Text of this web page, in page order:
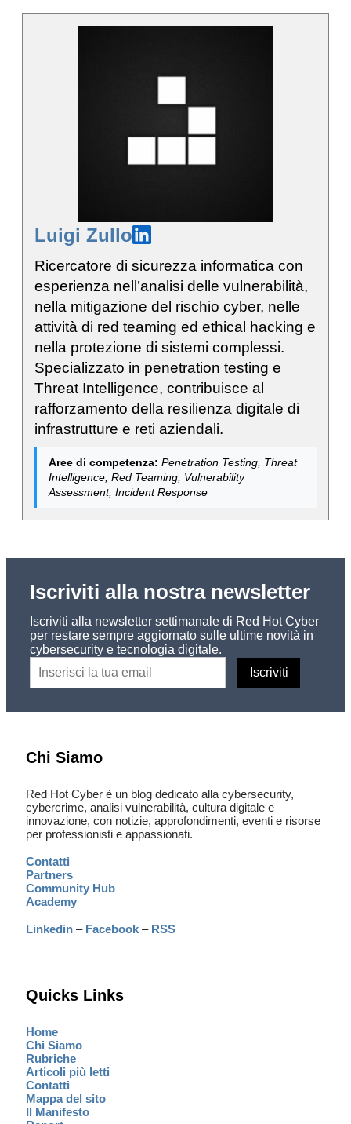
Luigi Zullo
Ricercatore di sicurezza informatica con
esperienza nell’analisi delle vulnerabilità,
nella mitigazione del rischio cyber, nelle
attività di red teaming ed ethical hacking e
nella protezione di sistemi complessi.
Specializzato in penetration testing e
Threat Intelligence, contribuisce al
rafforzamento della resilienza digitale di
infrastrutture e reti aziendali.
Aree di competenza: Penetration Testing, Threat
Intelligence, Red Teaming, Vulnerability
Assessment, Incident Response
Iscriviti alla nostra newsletter
Iscriviti alla newsletter settimanale di Red Hot Cyber
per restare sempre aggiornato sulle ultime novità in
cybersecurity e tecnologia digitale.
Chi Siamo
Red Hot Cyber è un blog dedicato alla cybersecurity,
cybercrime, analisi vulnerabilità, cultura digitale e
innovazione, con notizie, approfondimenti, eventi e risorse
per professionisti e appassionati.
Contatti
Partners
Community Hub
Academy
Linkedin – Facebook – RSS
Quicks Links
Home
Chi Siamo
Rubriche
Articoli più letti
Contatti
Mappa del sito
Il Manifesto